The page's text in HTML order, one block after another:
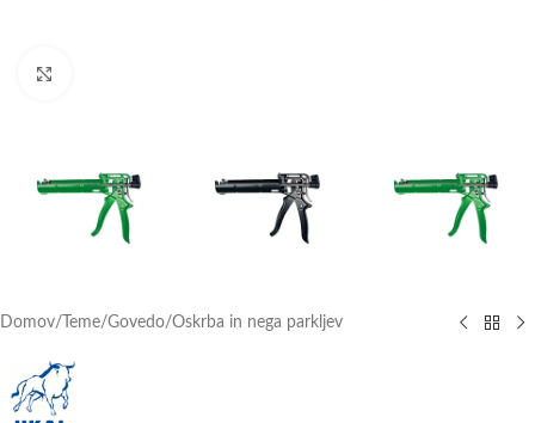
Domov/ Teme/Govedo/Oskrba in nega parkljev